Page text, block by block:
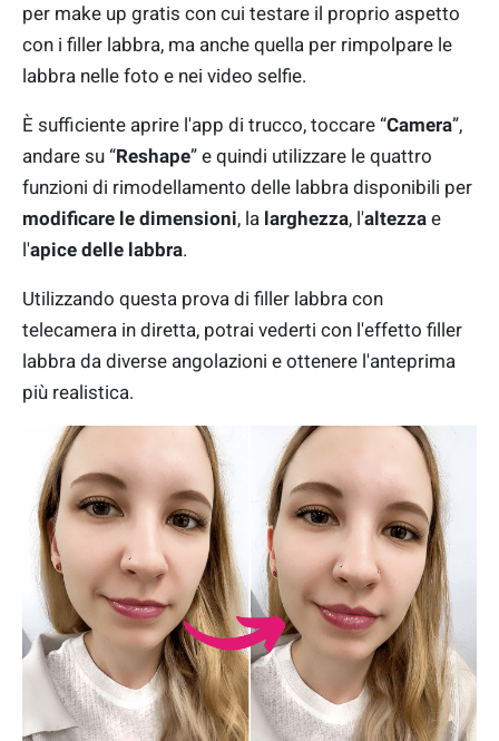
per make up gratis con cui testare il proprio aspetto
con i filler labbra, ma anche quella per rimpolpare le
labbra nelle foto e nei video selfie.
È sufficiente aprire l'app di trucco, toccare “Camera”,
andare su “Reshape” e quindi utilizzare le quattro
funzioni di rimodellamento delle labbra disponibili per
modificare le dimensioni, la larghezza, l'altezza e
l'apice delle labbra.
Utilizzando questa prova di filler labbra con
telecamera in diretta, potrai vederti con l'effetto filler
labbra da diverse angolazioni e ottenere l'anteprima
più realistica.